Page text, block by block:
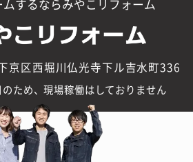
するならみやこリフォーム
京区西堀川仏光寺下ル吉水町336
ため、現場稼働はしておりません